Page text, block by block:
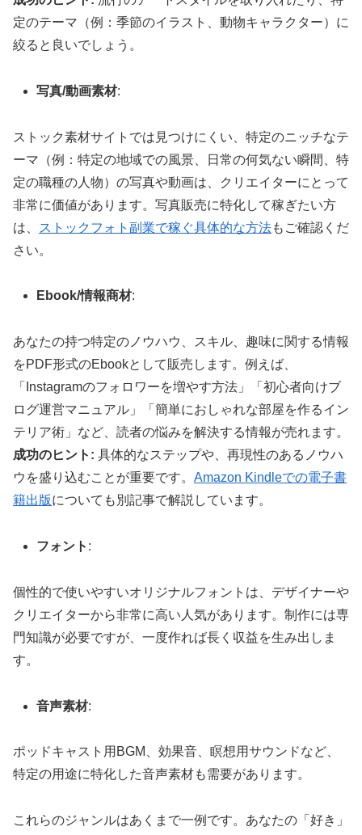
定のテーマ（例：季節のイラスト、動物キャラクター）に
絞ると良いでしょう。
写真/動画素材:
ストック素材サイトでは見つけにくい、特定のニッチなテ
ーマ（例：特定の地域での風景、日常の何気ない瞬間、特
定の職種の人物）の写真や動画は、クリエイターにとって
非常に価値があります。写真販売に特化して稼ぎたい方
は、
ストックフォト副業で稼ぐ具体的な方法もご確認くだ
さい。
Ebook/情報商材:
あなたの持つ特定のノウハウ、スキル、趣味に関する情報
をPDF形式のEbookとして販売します。例えば、
「Instagramのフォロワーを増やす方法」「初心者向けブ
ログ運営マニュアル」「簡単におしゃれな部屋を作るイン
テリア術」など、読者の悩みを解決する情報が売れます。
成功のヒント: 具体的なステップや、再現性のあるノウハ
ウを盛り込むことが重要です。 Amazon Kindleでの電子書
籍出版についても別記事で解説しています。
フォント :
個性的で使いやすいオリジナルフォントは、デザイナーや
クリエイターから非常に高い人気があります。制作には専
門知識が必要ですが、一度作れば長く収益を生み出しま
す。
音声素材:
ポッドキャスト用BGM、効果音、瞑想用サウンドなど、
特定の用途に特化した音声素材も需要があります。
これらのジャンルはあくまで一例です。あなたの「好き」